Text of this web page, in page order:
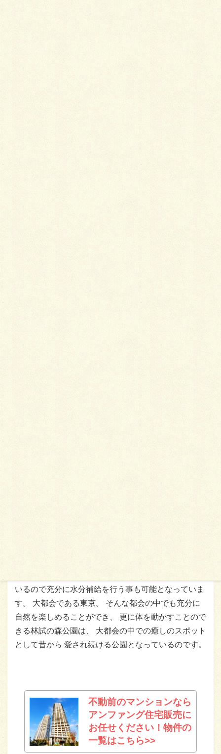
いるので充分に水分補給を行う事も可能となっていま
す。 大都会である東京。 そんな都会の中でも充分に
自然を楽しめることができ、 更に体を動かすことので
きる林試の森公園は、 大都会の中での癒しのスポット
として昔から 愛され続ける公園となっているのです。
不動前のマンションなら
アンファング住宅販売に
お任せください！物件の
一覧はこちら>>